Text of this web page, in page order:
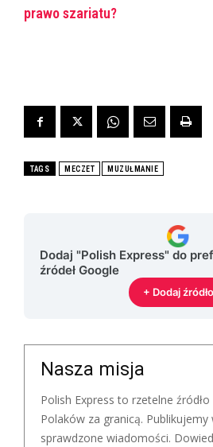
prawo szariatu?
TAGS MECZET MUZUŁMANIE
Dodaj "Polish Express" do
źródeł Google
+ Dodaj źródło
Nasza misja
Polish Express to rzetelne
Polaków za granicą. Publikujemy
sprawdzone wiadomości.